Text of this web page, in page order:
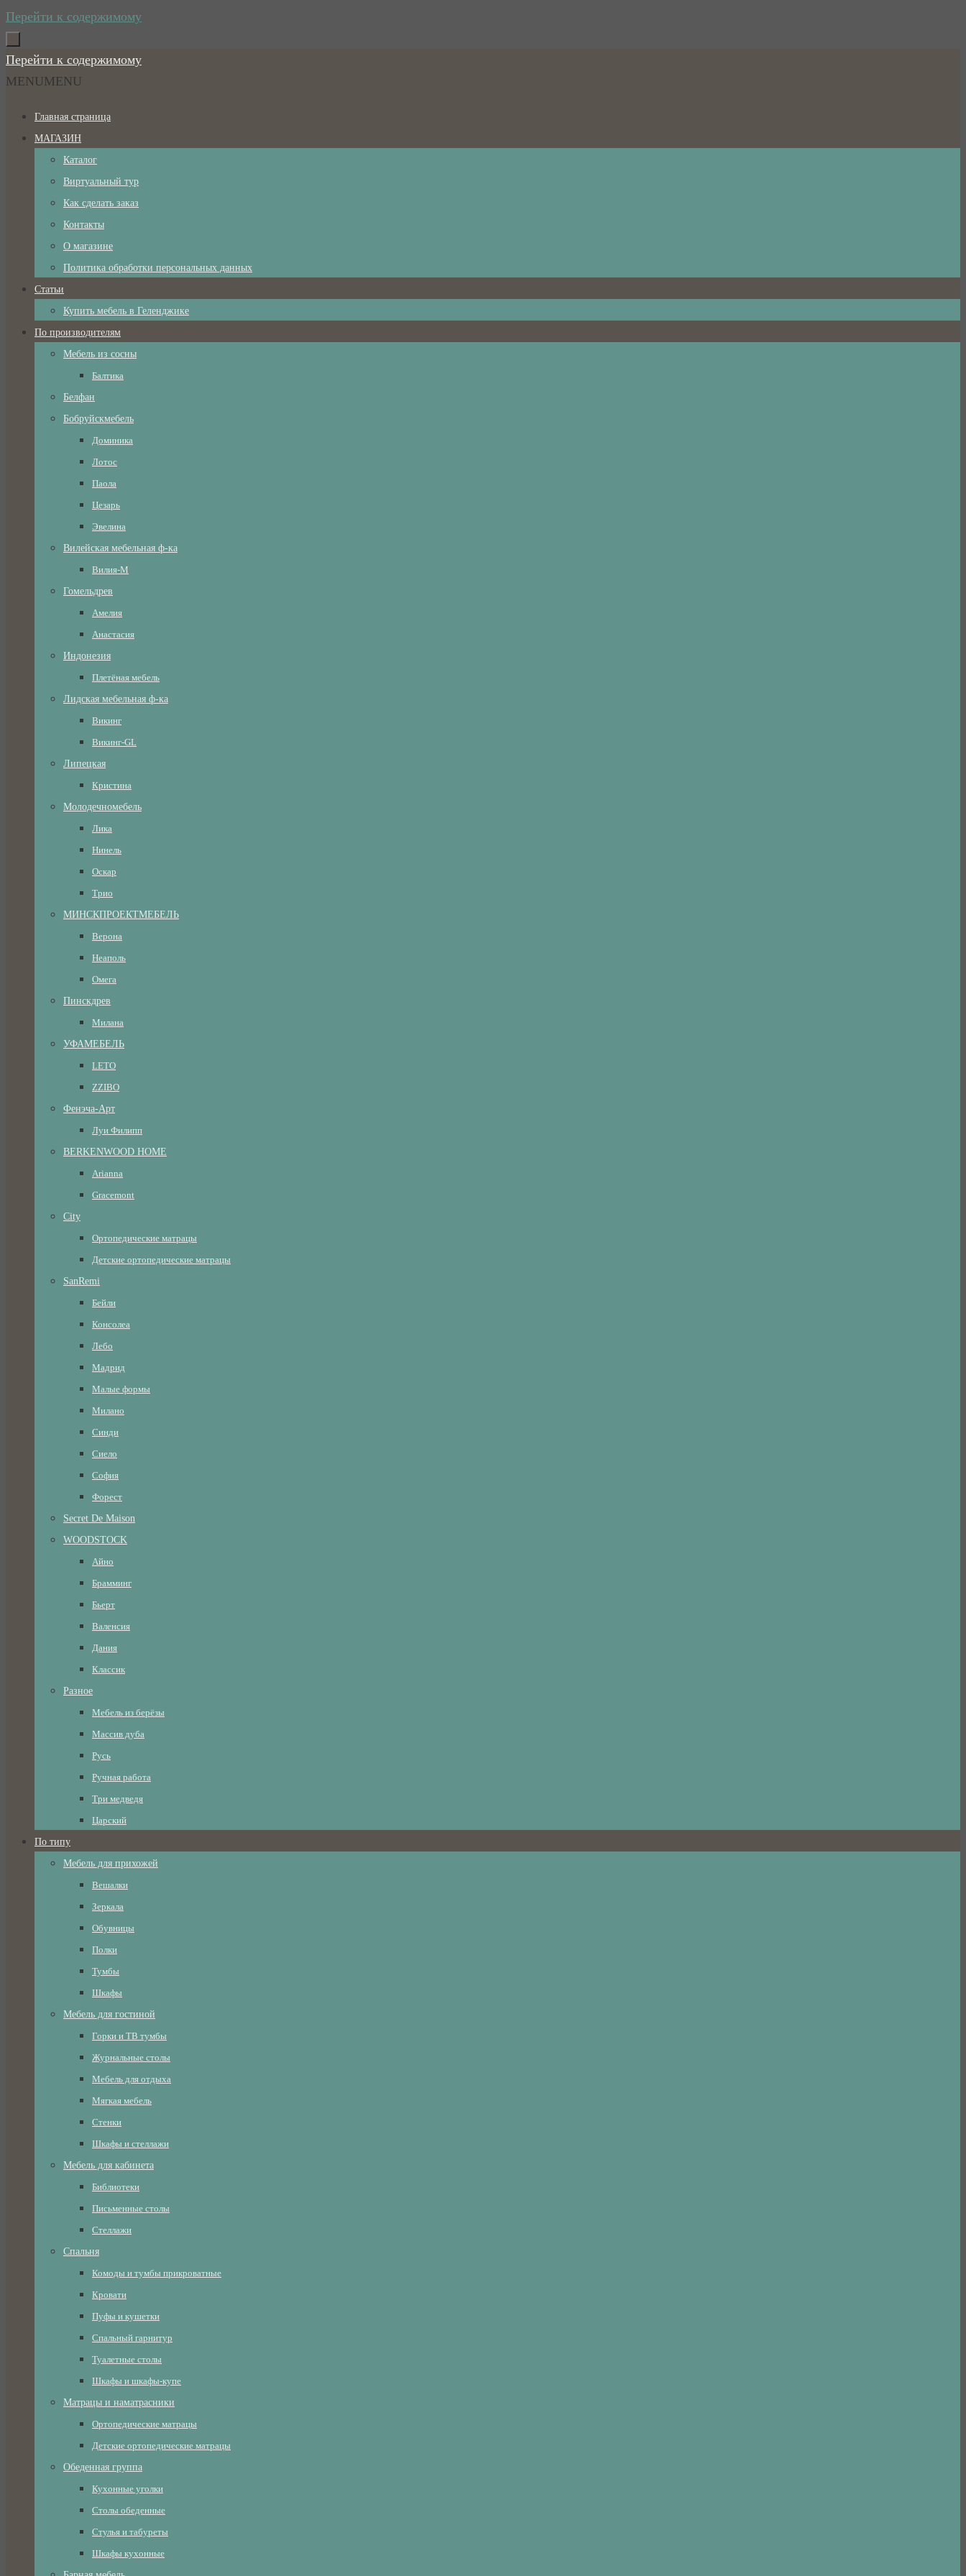
Перейти к содержимому
Перейти к содержимому
MENUMENU
Главная страница
МАГАЗИН
Каталог
Виртуальный тур
Как сделать заказ
Контакты
О магазине
Политика обработки персональных данных
Статьи
Купить мебель в Геленджике
По производителям
Мебель из сосны
Балтика
Белфан
Бобруйскмебель
Доминика
Лотос
Паола
Цезарь
Эвелина
Вилейская мебельная ф-ка
Вилия-М
Гомельдрев
Амелия
Анастасия
Индонезия
Плетёная мебель
Лидская мебельная ф-ка
Викинг
Викинг-GL
Липецкая
Кристина
Молодечномебель
Лика
Нинель
Оскар
Трио
МИНСКПРОЕКТМЕБЕЛЬ
Верона
Неаполь
Омега
Пинскдрев
Милана
УФАМЕБЕЛЬ
LETO
ZZIBO
Фенэча-Арт
Луи Филипп
BERKENWOOD HOME
Arianna
Gracemont
City
Ортопедические матрацы
Детские ортопедические матрацы
SanRemi
Бейли
Консолеа
Лебо
Мадрид
Малые формы
Милано
Синди
Сиело
София
Форест
Secret De Maison
WOODSTOCK
Айно
Брамминг
Бьерт
Валенсия
Дания
Классик
Разное
Мебель из берёзы
Массив дуба
Русь
Ручная работа
Три медведя
Царский
По типу
Мебель для прихожей
Вешалки
Зеркала
Обувницы
Полки
Тумбы
Шкафы
Мебель для гостиной
Горки и ТВ тумбы
Журнальные столы
Мебель для отдыха
Мягкая мебель
Стенки
Шкафы и стеллажи
Мебель для кабинета
Библиотеки
Письменные столы
Стеллажи
Спальня
Комоды и тумбы прикроватные
Кровати
Пуфы и кушетки
Спальный гарнитур
Туалетные столы
Шкафы и шкафы-купе
Матрацы и наматрасники
Ортопедические матрацы
Детские ортопедические матрацы
Обеденная группа
Кухонные уголки
Столы обеденные
Стулья и табуреты
Шкафы кухонные